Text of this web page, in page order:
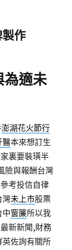
作
為適未
澎湖花火節行
醫本來想訂生
裏要裝璜半
險與報酬台灣
考投信自律
灣未上市股票
中窗簾所以我
新新聞,財務
英佐詢有關所